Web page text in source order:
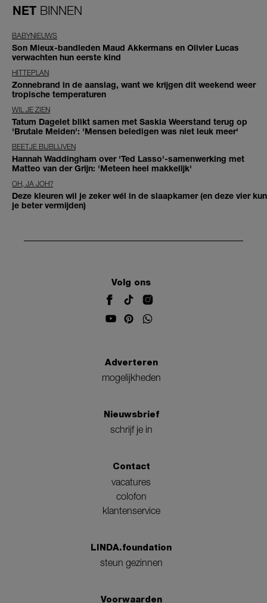
NET BINNEN
BABYNIEUWS
Son Mieux-bandleden Maud Akkermans en Olivier Lucas
verwachten hun eerste kind
HITTEPLAN
Zonnebrand in de aanslag, want we krijgen dit weekend weer
tropische temperaturen
WIL JE ZIEN
Tatum Dagelet blikt samen met Saskia Weerstand terug op
'Brutale Meiden': 'Mensen beledigen was niet leuk meer'
BEETJE BIJBLIJVEN
Hannah Waddingham over 'Ted Lasso'-samenwerking met
Matteo van der Grijn: 'Meteen heel makkelijk'
OH, JA JOH?
Deze kleuren wil je zeker wél in de slaapkamer (en deze vier kun
je beter vermijden)
Volg ons
Adverteren
mogelijkheden
Nieuwsbrief
schrijf je in
Contact
vacatures
colofon
klantenservice
LINDA.foundation
steun gezinnen
Voorwaarden